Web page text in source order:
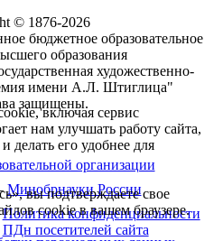
© 1876-2026
бюджетное образовательное
образования
художественно-
имени А.Л. Штиглица"
защищены.
организации
Минобрнауки России
Политика конфиденциальности
ПДн посетителей сайта
включая сервис
нам улучшать работу сайта,
делать его удобнее для
вы подтверждаете свое
cookie в вашем браузере.